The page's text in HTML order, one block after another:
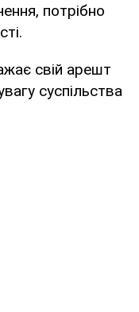
потрібно
свій арешт
суспільства